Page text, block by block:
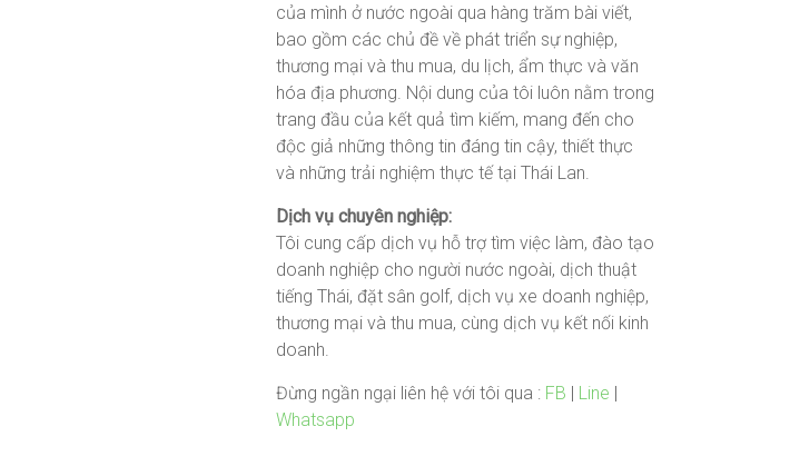
của mình ở nước ngoài qua hàng trăm bài viết,
bao gồm các chủ đề về phát triển sự nghiệp,
thương mại và thu mua, du lịch, ẩm thực và văn
hóa địa phương. Nội dung của tôi luôn nằm trong
trang đầu của kết quả tìm kiếm, mang đến cho
độc giả những thông tin đáng tin cậy, thiết thực
và những trải nghiệm thực tế tại Thái Lan.
Dịch vụ chuyên nghiệp:
Tôi cung cấp dịch vụ hỗ trợ tìm việc làm, đào tạo
doanh nghiệp cho người nước ngoài, dịch thuật
tiếng Thái, đặt sân golf, dịch vụ xe doanh nghiệp,
thương mại và thu mua, cùng dịch vụ kết nối kinh
doanh.
Đừng ngần ngại liên hệ với tôi qua : FB | Line |
Whatsapp